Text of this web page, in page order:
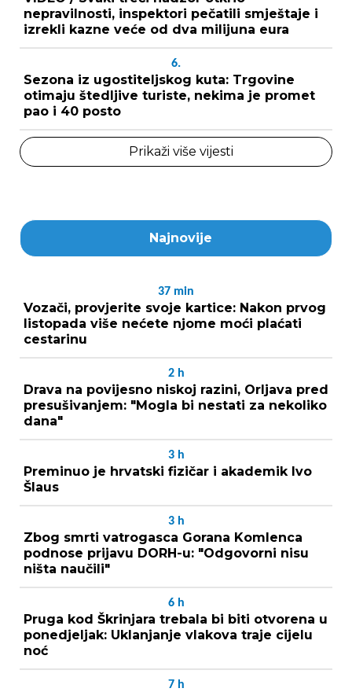
nepravilnosti, inspektori pečatili smještaje i
izrekli kazne veće od dva milijuna eura
6.
Sezona iz ugostiteljskog kuta: Trgovine
otimaju štedljive turiste, nekima je promet
pao i 40 posto
Prikaži više vijesti
Najnovije
37 min
Vozači, provjerite svoje kartice: Nakon prvog
listopada više nećete njome moći plaćati
cestarinu
2 h
Drava na povijesno niskoj razini, Orljava pred
presušivanjem: "Mogla bi nestati za nekoliko
dana"
3 h
Preminuo je hrvatski fizičar i akademik Ivo
Šlaus
3 h
Zbog smrti vatrogasca Gorana Komlenca
podnose prijavu DORH-u: "Odgovorni nisu
ništa naučili"
6 h
Pruga kod Škrinjara trebala bi biti otvorena u
ponedjeljak: Uklanjanje vlakova traje cijelu
noć
7 h